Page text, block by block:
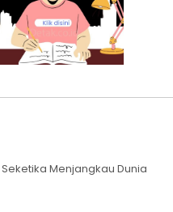
Menjangkau Dunia